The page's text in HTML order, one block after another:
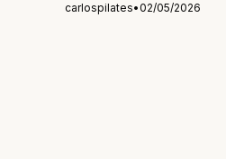
carlospilates•02/05/2026